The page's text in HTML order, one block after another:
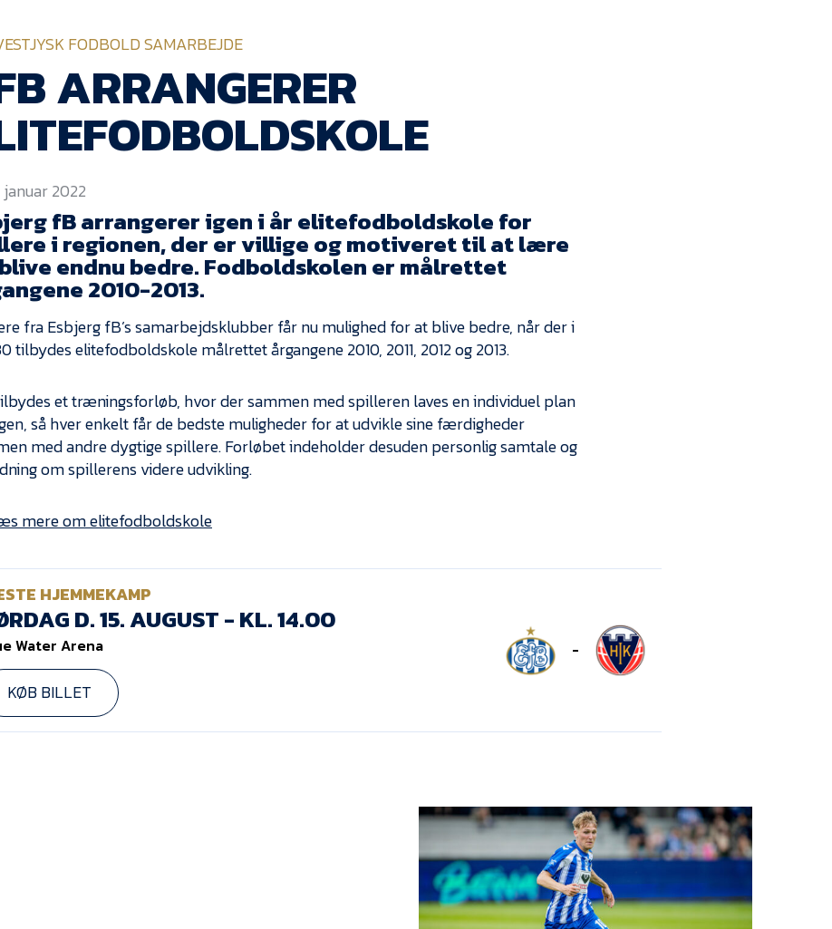
FODBOLD SAMARBEJDE
ARRANGERER
januar 2022
fB arrangerer igen i år elitefodboldskole for
i regionen, der er villige og motiveret til at lære
endnu bedre. Fodboldskolen er målrettet
2010-2013.
fra Esbjerg fB’s samarbejdsklubber får nu mulighed for at blive bedre, når der i
tilbydes elitefodboldskole målrettet årgangene 2010, 2011, 2012 og 2013.
et træningsforløb, hvor der sammen med spilleren laves en individuel plan
så hver enkelt får de bedste muligheder for at udvikle sine færdigheder
med andre dygtige spillere. Forløbet indeholder desuden personlig samtale og
om spillerens videre udvikling.
mere om elitefodboldskole
HJEMMEKAMP
D. 15. AUGUST - KL. 14.00
Water Arena
KØB BILLET
-